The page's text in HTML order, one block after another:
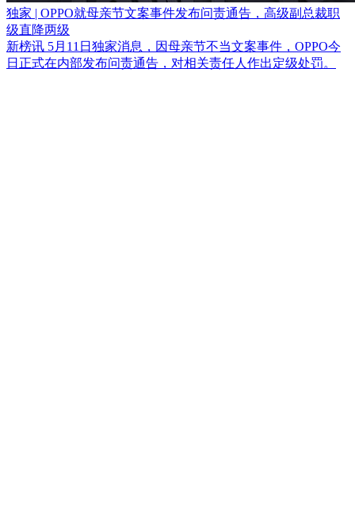
独家 | OPPO就母亲节文案事件发布问责通告，高级副总裁职
级直降两级
新榜讯 5月11日独家消息，因母亲节不当文案事件，OPPO今
日正式在内部发布问责通告，对相关责任人作出定级处罚。